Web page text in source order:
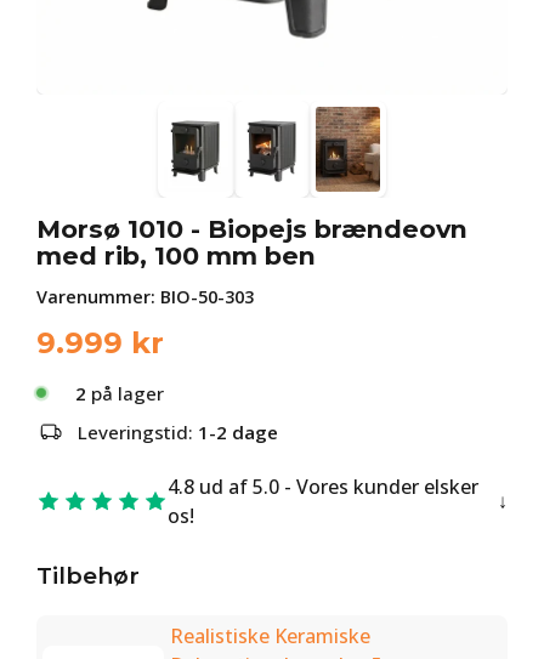
Morsø 1010 - Biopejs brændeovn
med rib, 100 mm ben
Varenummer: BIO-50-303
9.999 kr
2 på lager
Leveringstid: 1-2 dage
4.8 ud af 5.0 - Vores kunder elsker
os!
Tilbehør
Realistiske Keramiske